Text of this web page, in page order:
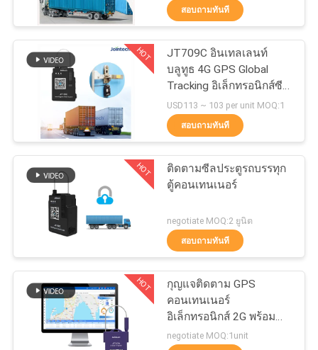
เกี่ยว
ทัวร์
โรงงาน
ควบคุม
คุณภาพ
ล็อคคอนเทนเนอร์
GPS
113
GPS Smart Lock
87
สอบถามทันที
HOT
JT709C อินเทลเลนท์
บลูทูธ 4G GPS Global
Tracking อิเล็กทรอนิกส์ซีล
ทราคเกอร์
USD113 ~ 103 per unit MOQ:1
สอบถามทันที
HOT
ติดตามซีลประตูรถบรรทุก
ตู้คอนเทนเนอร์
negotiate MOQ:2 ยูนิต
สอบถามทันที
HOT
กุญแจติดตาม GPS
คอนเทนเนอร์
อิเล็กทรอนิกส์ 2G พร้อม
แบตเตอรี่ 1500mAh
negotiate MOQ:1unit